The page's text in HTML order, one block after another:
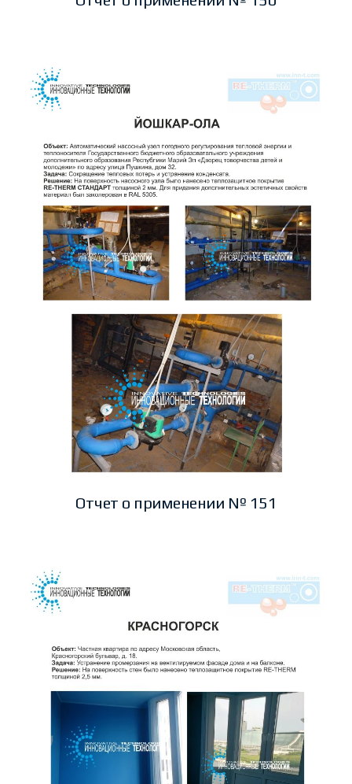
Отчет о применении № 151